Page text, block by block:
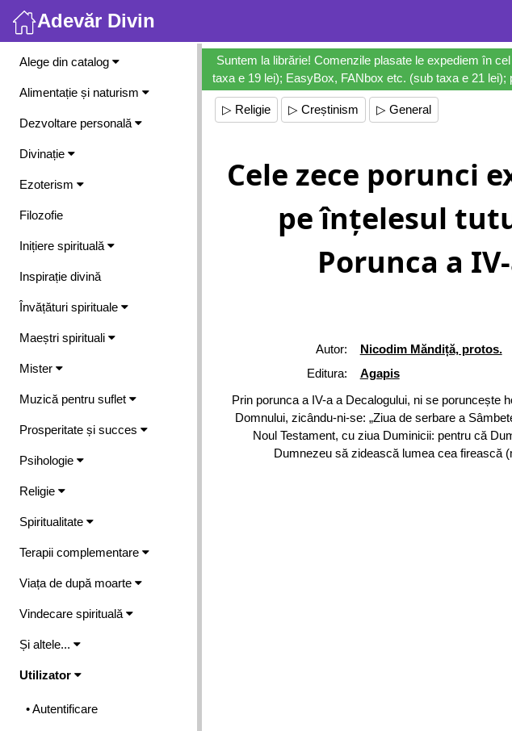
Adevăr Divin
Meniu
Alege din catalog
Alimentație și naturism
Dezvoltare personală
Divinație
Ezoterism
Filozofie
Inițiere spirituală
Inspirație divină
Învățături spirituale
Maeștri spirituali
Mister
Muzică pentru suflet
Prosperitate și succes
Psihologie
Religie
Spiritualitate
Terapii complementare
Viața de după moarte
Vindecare spirituală
Și altele...
Utilizator
• Autentificare
Suntem la librărie! Comenzile plasate le expediem în
taxa e 19 lei); EasyBox, FANbox etc. (sub taxa e 21
▷ Religie ▷ Creștinism ▷ General
Cele zece porunci
pe înțelesul
Porunca a
Autor:
Nicodim Măndiță, protos.
Editura:
Agapis
Prin porunca a IV-a a Decalogului, ni se poruncește
Domnului, zicându-ni-se: „Ziua de serbare a
Noul Testament, cu ziua Duminicii: pentru că
Dumnezeu să zidească lumea cea firească